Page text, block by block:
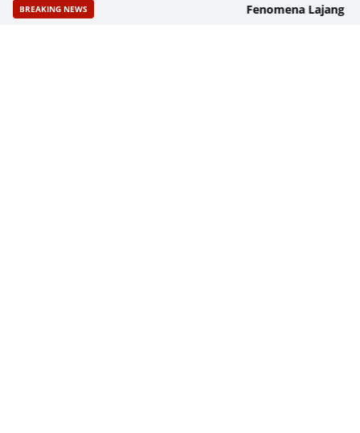
BREAKING NEWS Fenomena Lajang